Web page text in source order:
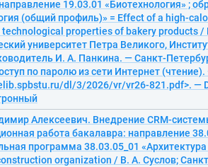
19.03.01 «Биотехнология» ;
(общий профиль)» = Effect of a high-
technological properties of bakery products
университет Петра Великого,
И. А. Панкина. — Санкт-
по паролю из сети Интернет
dl/3/2026/vr/vr26-821.pdf>. —
Алексеевич. Внедрение CRM-
работа бакалавра: направление
программа 38.03.05_01
organization / В. А. Суслов;